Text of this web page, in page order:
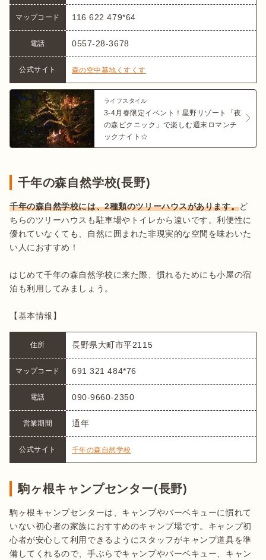
マップコード 116 622 479*64
電話 0557-28-3678
公式サイト 森の空中基地くすくす
ライフスタイル
3-4月春限定イベント！星野リゾート「夜
の森ピクニック」で楽しむ週末ロマンチ
ックナイト☆
千年の森自然学校(長野)
千年の森自然学校には、2種類のツリーハウスがあります。ど
ちらのツリーハウスも駐車場やトイレから遠いです。利便性に
優れていなくても、自然に囲まれた非現実的な空間を味わいた
い人におすすめ！
はじめて千年の森自然学校に来た際、慣れるためにも小屋の宿
泊も利用してみましょう。
【基本情報】
住所 長野県大町市平2115
マップコード 691 321 484*76
電話 090-9660-2350
営業期間 通年
公式サイト 千年の森自然学校
駒ヶ根キャンプセンター(長野)
駒ヶ根キャンプセンターは、キャンプやバーベキューに慣れて
いない初心者の家族におすすめのキャンプ場です。キャンプ初
心者が安心して利用できるようにスタッフがキャンプ道具を準
備してくれるので、手ぶらでキャンプやバーベキュー、キャン